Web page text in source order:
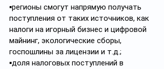
▪️регионы смогут напрямую получать
поступления от таких источников, как
налоги на игорный бизнес и цифровой
майнинг, экологические сборы,
госпошлины за лицензии и т.д.;
▪️доля налоговых поступлений в